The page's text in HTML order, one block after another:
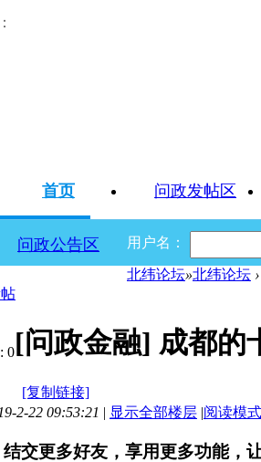
首页 问政发帖区
问政公告区 用户名：
北纬论坛»北纬论坛 ›
0[问政金融] 成都的
[复制链接]
2-22 09:53:21 | 显示全部楼层 |阅读模式
交更多好友，享用更多功能，